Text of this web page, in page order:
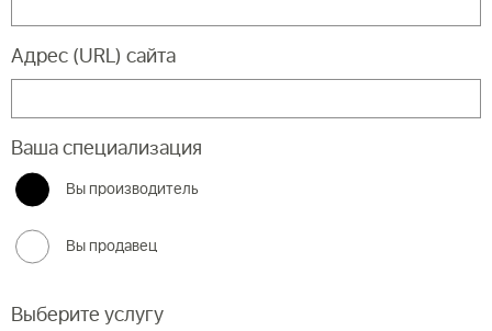
Адрес (URL) сайта
Ваша специализация
Вы производитель
Вы продавец
Выберите услугу